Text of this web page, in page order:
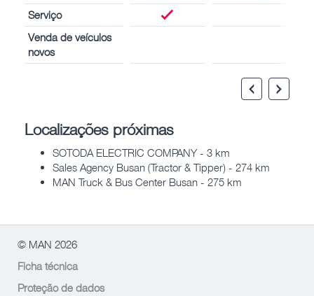
Serviço
Venda de veículos
novos
Localizações próximas
SOTODA ELECTRIC COMPANY - 3 km
Sales Agency Busan (Tractor & Tipper) - 274 km
MAN Truck & Bus Center Busan - 275 km
© MAN 2026
Ficha técnica
Proteção de dados